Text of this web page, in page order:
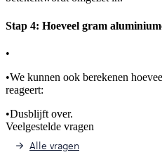
Stap 4: Hoeveel gram
•
•We kunnen ook berekenen
reageert:
•Dusblijft over.
Veelgestelde vragen
Alle vragen